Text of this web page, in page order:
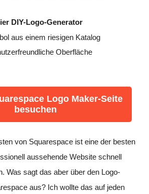
DIY-Logo-Generator
aus einem riesigen Katalog
Oberfläche
Logo Maker-Seite
besuchen
von Squarespace ist eine der besten
aussehende Website schnell
Was sagt das aber über den Logo-
aus? Ich wollte das auf jeden